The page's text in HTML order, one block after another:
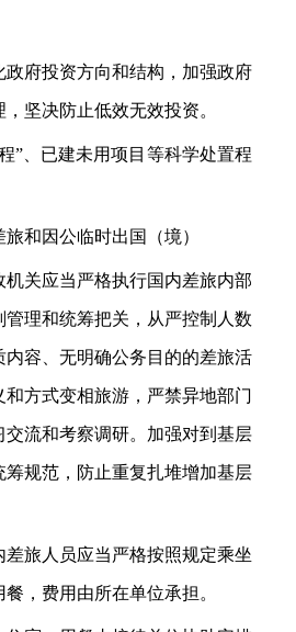
投资方向和结构，加强政府
坚决防止低效无效投资。
、已建未用项目等科学处置程
因公临时出国（境）
应当严格执行国内差旅内部
理和统筹把关，从严控制人数
内容、无明确公务目的的差旅活
方式变相旅游，严禁异地部门
交流和考察调研。加强对到基层
筹规范，防止重复扎堆增加基层
人员应当严格按照规定乘坐
，费用由所在单位承担。